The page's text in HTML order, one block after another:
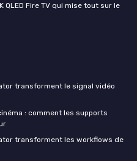
QLED Fire TV qui mise tout sur le
transforment le signal vidéo
: comment les supports
transforment les workflows de